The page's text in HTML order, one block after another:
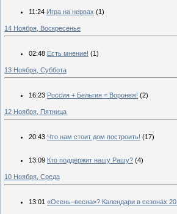
11:24 Игра на нервах (1)
14 Ноября, Воскресенье
02:48 Есть мнение! (1)
13 Ноября, Суббота
16:23 Россия + Бельгия = Воронеж! (2)
12 Ноября, Пятница
20:43 Что нам стоит дом построить! (17)
13:09 Кто поддержит нашу Рашу? (4)
10 Ноября, Среда
13:01 «Осень–весна»? Календари в сезонах